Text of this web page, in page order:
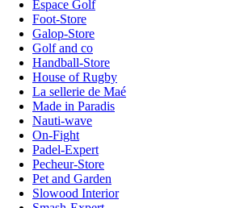
Espace Golf
Foot-Store
Galop-Store
Golf and co
Handball-Store
House of Rugby
La sellerie de Maé
Made in Paradis
Nauti-wave
On-Fight
Padel-Expert
Pecheur-Store
Pet and Garden
Slowood Interior